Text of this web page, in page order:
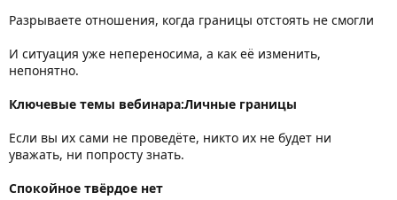
Разрываете отношения, когда границы отстоять не смогли
И ситуация уже непереносима, а как её изменить,
непонятно.
Ключевые темы вебинара:Личные границы
Если вы их сами не проведёте, никто их не будет ни
уважать, ни попросту знать.
Спокойное твёрдое нет